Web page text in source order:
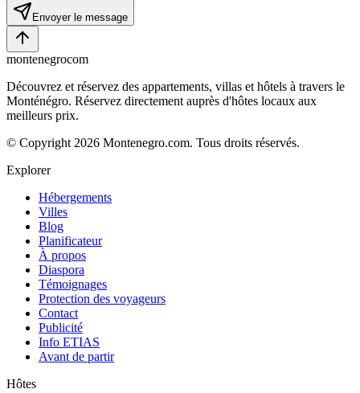
Envoyer le message
montenegrocom
Découvrez et réservez des appartements, villas et hôtels à travers le
Monténégro. Réservez directement auprès d'hôtes locaux aux
meilleurs prix.
© Copyright 2026 Montenegro.com. Tous droits réservés.
Explorer
Hébergements
Villes
Blog
Planificateur
À propos
Diaspora
Témoignages
Protection des voyageurs
Contact
Publicité
Info ETIAS
Avant de partir
Hôtes